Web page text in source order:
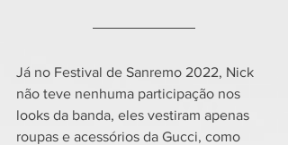
Já no Festival de Sanremo 2022, Nick
não teve nenhuma participação nos
looks da banda, eles vestiram apenas
roupas e acessórios da Gucci, como